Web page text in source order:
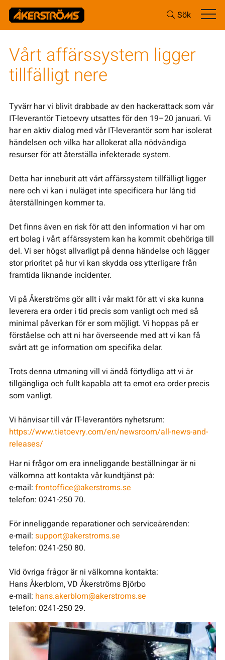
Sök
Vårt affärssystem ligger
tillfälligt nere
Tyvärr har vi blivit drabbade av den hackerattack som vår
IT-leverantör Tietoevry utsattes för den 19–20 januari. Vi
har en aktiv dialog med vår IT-leverantör som har isolerat
händelsen och vilka har allokerat alla nödvändiga
resurser för att återställa infekterade system.
Detta har inneburit att vårt affärssystem tillfälligt ligger
nere och vi kan i nuläget inte specificera hur lång tid
återställningen kommer ta.
Det finns även en risk för att den information vi har om
ert bolag i vårt affärssystem kan ha kommit obehöriga till
del. Vi ser högst allvarligt på denna händelse och lägger
stor prioritet på hur vi kan skydda oss ytterligare från
framtida liknande incidenter.
Vi på Åkerströms gör allt i vår makt för att vi ska kunna
leverera era order i tid precis som vanligt och med så
minimal påverkan för er som möjligt. Vi hoppas på er
förståelse och att ni har överseende med att vi kan få
svårt att ge information om specifika delar.
Trots denna utmaning vill vi ändå förtydliga att vi är
tillgängliga och fullt kapabla att ta emot era order precis
som vanligt.
Vi hänvisar till vår IT-leverantörs nyhetsrum:
https://www.tietoevry.com/en/newsroom/all-news-and-
releases/
Har ni frågor om era inneliggande beställningar är ni
välkomna att kontakta vår kundtjänst på:
e-mail: frontoffice@akerstroms.se
telefon: 0241-250 70.
För inneliggande reparationer och serviceärenden:
e-mail: support@akerstroms.se
telefon: 0241-250 80.
Vid övriga frågor är ni välkomna kontakta:
Hans Åkerblom, VD Åkerströms Björbo
e-mail: hans.akerblom@akerstroms.se
telefon: 0241-250 29.